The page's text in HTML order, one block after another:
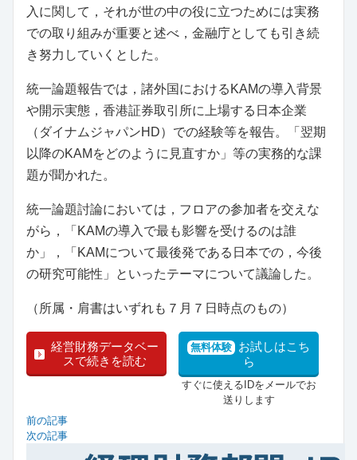
入に関して，それが世の中の役に立つためには実務
での取り組みが重要と述べ，金融庁としても引き続
き努力していくとした。
統一論題報告では，諸外国におけるKAMの導入背景
や開示実態，香港証券取引所に上場する日本企業
（ダイナムジャパンHD）での経験等を報告。「翌期
以降のKAMをどのように見直すか」等の実務的な課
題が聞かれた。
統一論題討論においては，フロアの参加者を交えな
がら，「KAMの導入で最も影響を受けるのは誰
か」，「KAMについて最後発である日本での，今後
の研究可能性」といったテーマについて議論した。
（所属・肩書はいずれも７月７日時点のもの）
経営財務データベー
スで続きを読む
無料体験 お試しはこち
ら
すぐに使えるIDをメールでお
送りします
前の記事
次の記事